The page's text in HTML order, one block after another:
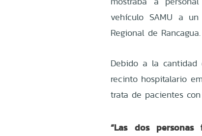
vehículo SAMU a
Regional de Rancagua.
Debido a la cantidad
recinto hospitalario
trata de pacientes con
“Las dos